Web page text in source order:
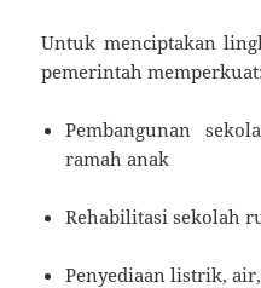
Untuk menciptakan
pemerintah memperkuat:
Pembangunan
ramah anak
Rehabilitasi sekolah
Penyediaan listrik,